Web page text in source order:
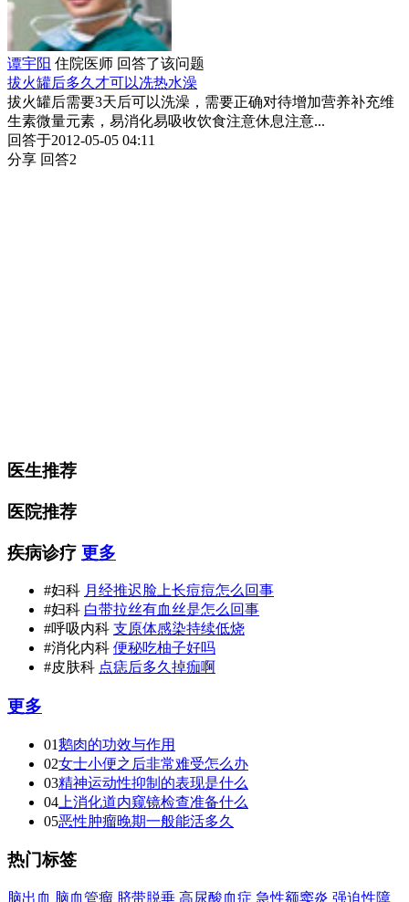
谭宇阳 住院医师 回答了该问题
拔火罐后多久才可以冼热水澡
拔火罐后需要3天后可以洗澡，需要正确对待增加营养补充维
生素微量元素，易消化易吸收饮食注意休息注意...
回答于2012-05-05 04:11
分享 回答2
医生推荐
医院推荐
疾病诊疗 更多
#妇科 月经推迟脸上长痘痘怎么回事
#妇科 白带拉丝有血丝是怎么回事
#呼吸内科 支原体感染持续低烧
#消化内科 便秘吃柚子好吗
#皮肤科 点痣后多久掉痂啊
更多
01鹅肉的功效与作用
02女士小便之后非常难受怎么办
03精神运动性抑制的表现是什么
04 上消化道内窥镜检查准备什么
05恶性肿瘤晚期一般能活多久
热门标签
脑出血 脑血管瘤 脐带脱垂 高尿酸血症 急性额窦炎 强迫性障